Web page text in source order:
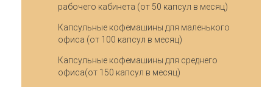
рабочего кабинета (от 50 капсул в месяц)
Капсульные кофемашины для маленького
офиса (от 100 капсул в месяц)
Капсульные кофемашины для среднего
офиса(от 150 капсул в месяц)